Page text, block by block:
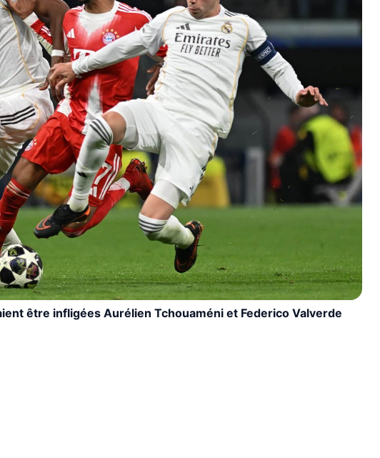
être infligées Aurélien Tchouaméni et Federico Valverde